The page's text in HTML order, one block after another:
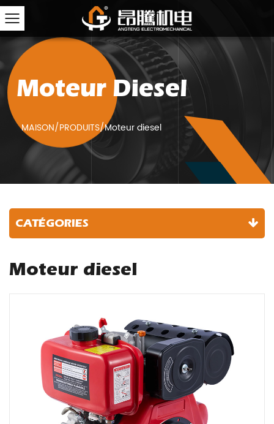
Moteur Diesel
MAISON/PRODUITS/Moteur diesel
CATÉGORIES
Moteur diesel